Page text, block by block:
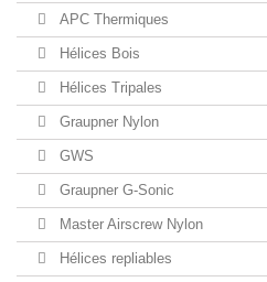
APC Thermiques
Hélices Bois
Hélices Tripales
Graupner Nylon
GWS
Graupner G-Sonic
Master Airscrew Nylon
Hélices repliables